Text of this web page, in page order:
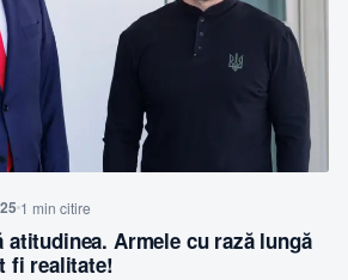
1 min citire
Armele cu rază lungă
fi realitate!